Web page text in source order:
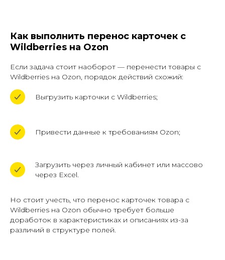
Как выполнить перенос карточек с
Wildberries на Ozon
Если задача стоит наоборот — перенести товары с
Wildberries на Ozon, порядок действий схожий:
Выгрузить карточки с Wildberries;
Привести данные к требованиям Ozon;
Загрузить через личный кабинет или массово
через Excel.
Но стоит учесть, что перенос карточек товара с
Wildberries на Ozon обычно требует больше
доработок в характеристиках и описаниях из-за
различий в структуре полей.